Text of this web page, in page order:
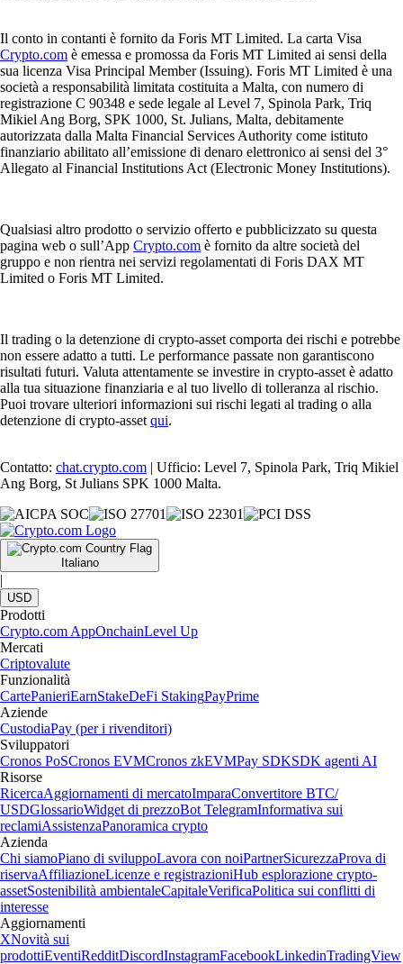
Il conto in contanti è fornito da Foris MT Limited. La carta Visa
Crypto.com è emessa e promossa da Foris MT Limited ai sensi della
sua licenza Visa Principal Member (Issuing). Foris MT Limited è una
società a responsabilità limitata costituita a Malta, con numero di
registrazione C 90348 e sede legale al Level 7, Spinola Park, Triq
Mikiel Ang Borg, SPK 1000, St. Julians, Malta, debitamente
autorizzata dalla Malta Financial Services Authority come istituto
finanziario abilitato all’emissione di denaro elettronico ai sensi del 3°
Allegato al Financial Institutions Act (Electronic Money Institutions).
Qualsiasi altro prodotto o servizio offerto e pubblicizzato su questa
pagina web o sull’App Crypto.com è fornito da altre società del
gruppo e non rientra nei servizi regolamentati di Foris DAX MT
Limited o Foris MT Limited.
Il trading o la detenzione di crypto-asset comporta dei rischi e potrebbe
non essere adatto a tutti. Le performance passate non garantiscono
risultati futuri. Valuta attentamente se investire in crypto-asset è adatto
alla tua situazione finanziaria e al tuo livello di tolleranza al rischio.
Puoi trovare ulteriori informazioni sui rischi legati al trading o alla
detenzione di crypto-asset qui.
Contatto: chat.crypto.com | Ufficio: Level 7, Spinola Park, Triq Mikiel
Ang Borg, St Julians SPK 1000 Malta.
Italiano
|
USD
Prodotti
Crypto.com AppOnchainLevel Up
Mercati
Criptovalute
Funzionalità
CartePanieriEarnStakeDeFi StakingPayPrime
Aziende
CustodiaPay (per i rivenditori)
Sviluppatori
Cronos PoSCronos EVMCronos zkEVMPay SDKSDK agenti AI
Risorse
RicercaAggiornamenti di mercatoImparaConvertitore BTC/
USDGlossarioWidget di prezzoBot TelegramInformativa sui
reclamiAssistenzaPanoramica crypto
Azienda
Chi siamoPiano di sviluppoLavora con noiPartnerSicurezzaProva di
riservaAffiliazioneLicenze e registrazioniHub esplorazione crypto-
assetSostenibilità ambientaleCapitaleVerificaPolitica sui conflitti di
interesse
Aggiornamenti
XNovità sui
prodottiEventiRedditDiscordInstagramFacebookLinkedinTradingView